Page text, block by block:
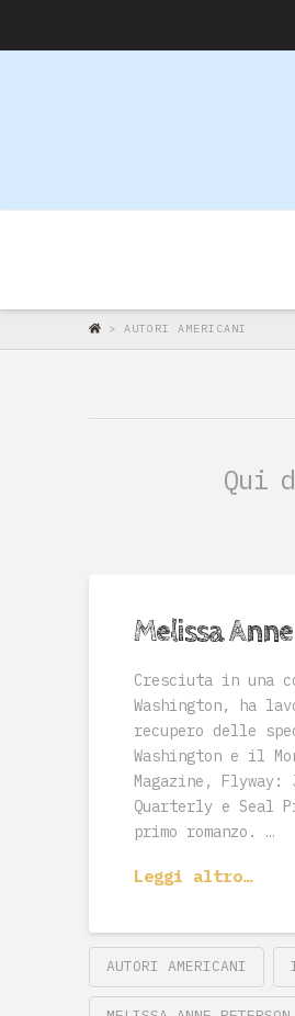
> AUTORI AMERICANI
Qui
Melissa
Cresciuta in una
Washington, ha
recupero delle
Washington e il
Magazine,
Quarterly e Seal
primo romanzo. …
Leggi altro…
AUTORI AMERICANI